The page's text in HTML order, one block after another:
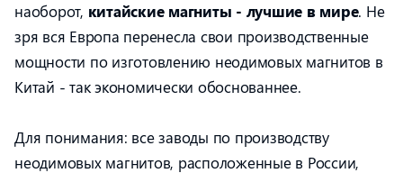
наоборот, китайские магниты - лучшие в мире. Не
зря вся Европа перенесла свои производственные
мощности по изготовлению неодимовых магнитов в
Китай - так экономически обоснованнее.
Для понимания: все заводы по производству
неодимовых магнитов, расположенные в России,